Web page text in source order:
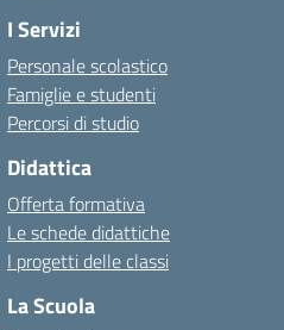
I Servizi
Personale scolastico
Famiglie e studenti
Percorsi di studio
Didattica
Offerta formativa
Le schede didattiche
I progetti delle classi
La Scuola